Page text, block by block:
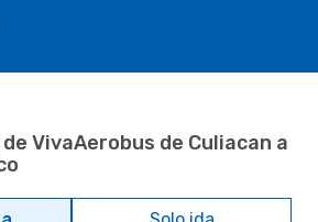
VivaAerobus de Culiacan a